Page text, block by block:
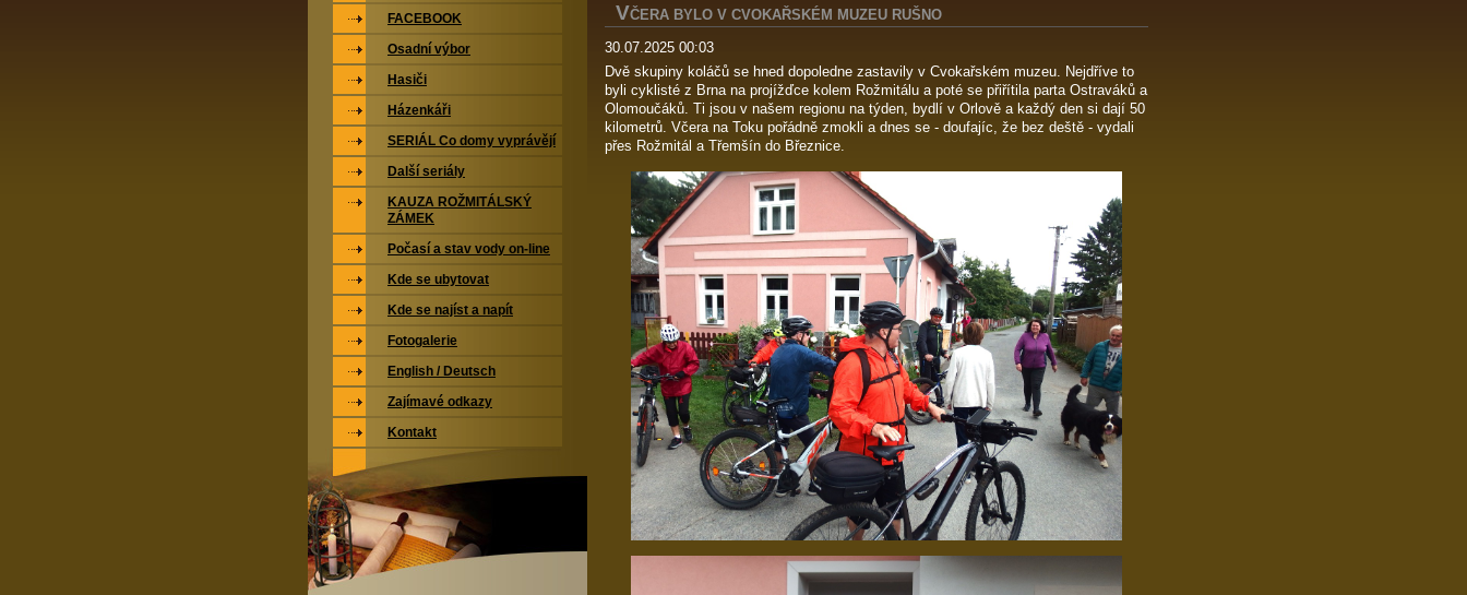
VČERA BYLO V CVOKAŘSKÉM MUZEU RUŠNO
30.07.2025 00:03
Dvě skupiny koláčů se hned dopoledne zastavily v Cvokařském muzeu. Nejdříve to
byli cyklisté z Brna na projížďce kolem Rožmitálu a poté se přiřítila parta Ostraváků a
Olomoučáků. Ti jsou v našem regionu na týden, bydlí v Orlově a každý den si dají 50
kilometrů. Včera na Toku pořádně zmokli a dnes se - doufajíc, že bez deště - vydali
přes Rožmitál a Třemšín do Březnice.
FACEBOOK
Osadní výbor
Hasiči
Házenkáři
SERIÁL Co domy vyprávějí
Další seriály
KAUZA ROŽMITÁLSKÝ
ZÁMEK
Počasí a stav vody on-line
Kde se ubytovat
Kde se najíst a napít
Fotogalerie
English / Deutsch
Zajímavé odkazy
Kontakt